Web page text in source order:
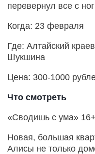
перевернул все с
Когда: 23 февраля
Где: Алтайский
Шукшина
Цена: 300-1000
Что смотреть
«Сводишь с ума» 16+
Новая, большая
Алисы не только